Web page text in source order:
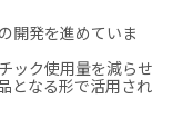
開発を進めていま
ック使用量を減らせ
となる形で活用され